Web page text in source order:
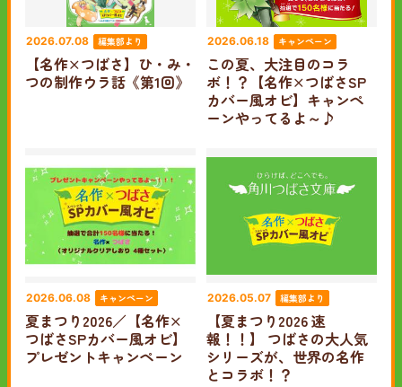
2026.07.08 編集部より
【名作×つばさ】ひ・み・
つの制作ウラ話《第1回》
2026.06.18 キャンペーン
この夏、大注目のコラ
ボ！？【名作×つばさSP
カバー風オビ】キャンペ
ーンやってるよ～♪
2026.06.08 キャンペーン
夏まつり2026／【名作×
つばさSPカバー風オビ】
プレゼントキャンペーン
2026.05.07 編集部より
【夏まつり2026 速
報！！】 つばさの大人気
シリーズが、世界の名作
とコラボ！？